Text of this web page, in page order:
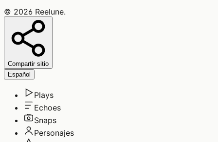
© 2026 Reelune.
Compartir sitio
Español
Plays
Echoes
Snaps
Personajes